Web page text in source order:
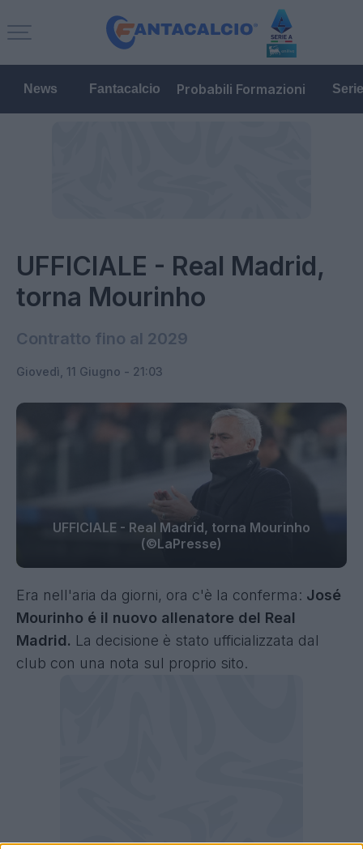
News Fantacalcio Probabili Formazioni
UFFICIALE - Real Madrid,
torna Mourinho
Contratto fino al 2029
Giovedì, 11 Giugno - 21:03
UFFICIALE - Real Madrid, torna Mourinho
(©LaPresse)
Era nell'aria da giorni, ora c'è la conferma: José
Mourinho é il nuovo allenatore del Real
Madrid. La decisione è stato ufficializzata dal
club con una nota sul proprio sito.